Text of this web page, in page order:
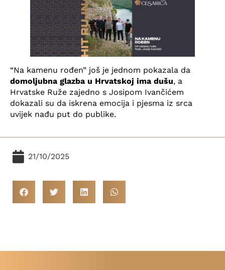
21/10/2025
“Na kamenu rođen” još je jednom pokazala da
domoljubna glazba u Hrvatskoj ima dušu, a
Hrvatske Ruže zajedno s Josipom Ivančićem
dokazali su da iskrena emocija i pjesma iz srca
uvijek nađu put do publike.